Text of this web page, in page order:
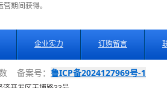
期间获得。
企业实力 订购留言
备案号： 鲁ICP备2024127969号-1